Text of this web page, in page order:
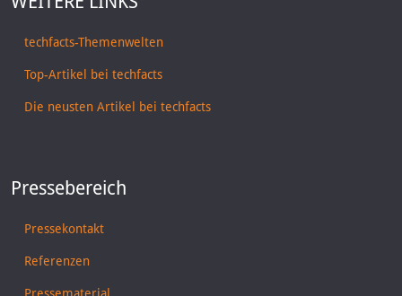
techfacts-Themenwelten
Top-Artikel bei techfacts
Die neusten Artikel bei techfacts
Pressebereich
Pressekontakt
Referenzen